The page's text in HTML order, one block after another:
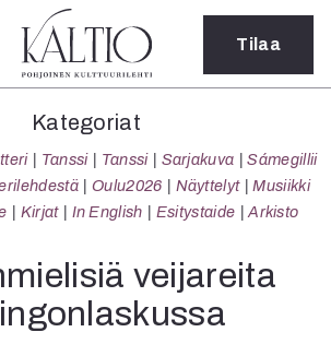
Kategoriat
Verkkoartikkeli
Teatteri
Tanssi
Sarjakuva
Sámegillii
Pääkirjoitus
Tilaa
Kategoriat
Tanssi Tanssi Sarjakuva
Sámegillii
Oulu2026 Näyttelyt
Musiikki
Kirjat In English Esitystaide Arkisto
veijareita